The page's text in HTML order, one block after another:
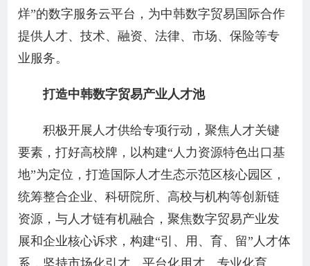
烊”的数字服务云平台，为中韩数字贸易国际合作
提供人才、技术、融资、法律、市场、保险等专
业服务。
打造中韩数字贸易产业人才池
积极开展人才供给专项行动，聚焦人才关键
要素，打好高校牌，以构建“人力资源特色出口基
地”为定位，打造国际人才生态示范区核心园区，
统筹整合企业、科研院所、高校与机构等创新链
资源，与人才链有机融合，聚焦数字贸易产业发
展和企业核心诉求，构建“引、用、育、留”人才体